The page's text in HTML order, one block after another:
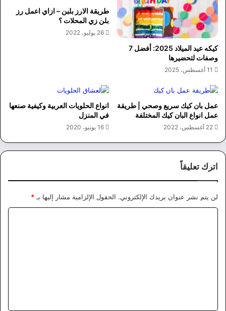
كيكه عيد الميلاد 2025: أفضل 7
وصفات لتحضيرها
11 أغسطس، 2025
طريقة الارز بلبن – ازاي اعمل رز
بلن زي المحلات ؟
26 يوليو، 2022
عمل بان كيك سريع وصحي | طريقة
عمل انواع البان كيك المختلفة
22 أغسطس، 2022
انواع الحلويات العربية وكيفية صنعها
في المنزل
16 يونيو، 2020
اترك تعليقاً
لن يتم نشر عنوان بريدك الإلكتروني. الحقول الإلزامية مشار إليها بـ*